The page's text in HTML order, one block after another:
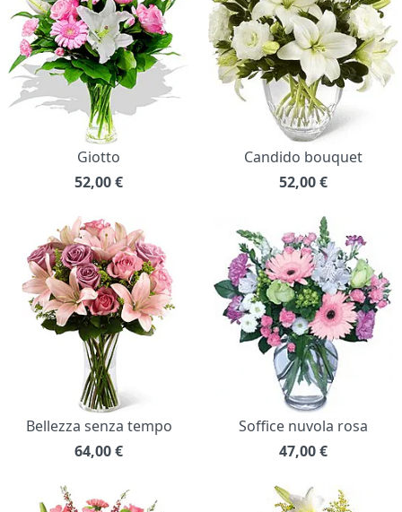
Giotto
52,00€
Candido bouquet
52,00€
Bellezza senza tempo
64,00€
Soffice nuvola rosa
47,00€